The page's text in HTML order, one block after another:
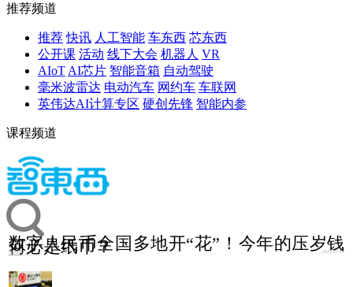
推荐频道
推荐 快讯 人工智能 车东西 芯东西
公开课 活动 线下大会 机器人 VR
AIoT AI芯片 智能音箱 自动驾驶
毫米波雷达 电动汽车 网约车 车联网
英伟达AI计算专区 硬创先锋 智能内参
课程频道
数字人民币全国多地开“花”！今年的压岁钱
何必是纸币？
智东西 2021/01/10